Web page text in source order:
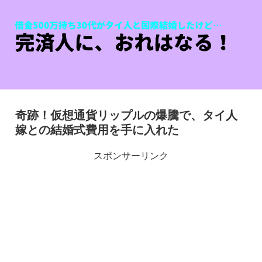
奇跡！仮想通貨リップルの爆騰で、タイ人
嫁との結婚式費用を手に入れた
スポンサーリンク